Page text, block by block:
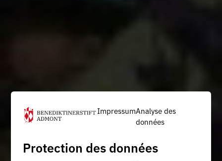
ImpressumAnalyse des
données
Protection des données